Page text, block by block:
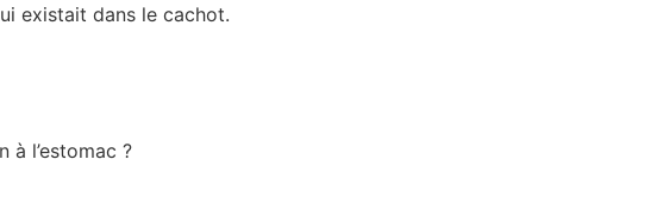
existait dans le cachot.
à l’estomac ?